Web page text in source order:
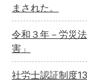
まされた。
令和３年－労災
害」
社労士認証制度